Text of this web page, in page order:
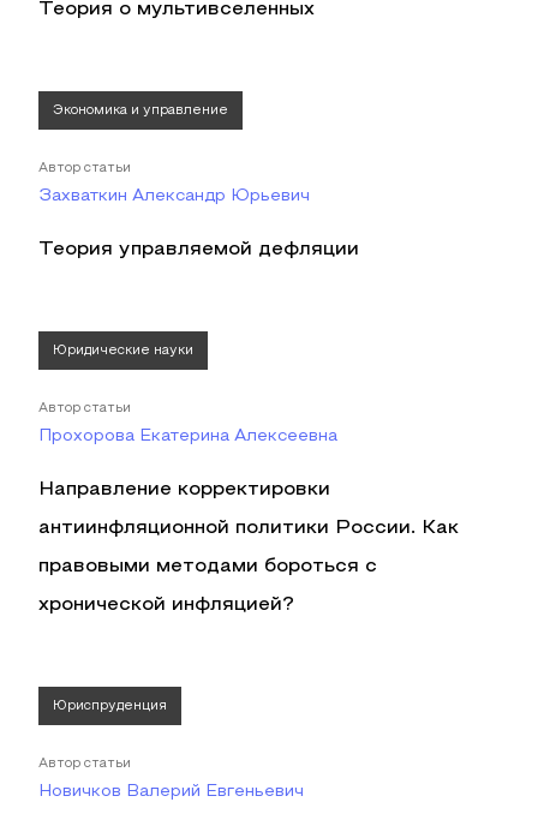
Теория о мультивселенных
Экономика и управление
Автор статьи
Захваткин Александр Юрьевич
Теория управляемой дефляции
Юридические науки
Автор статьи
Прохорова Екатерина Алексеевна
Направление корректировки
антиинфляционной политики России. Как
правовыми методами бороться с
хронической инфляцией?
Юриспруденция
Автор статьи
Новичков Валерий Евгеньевич